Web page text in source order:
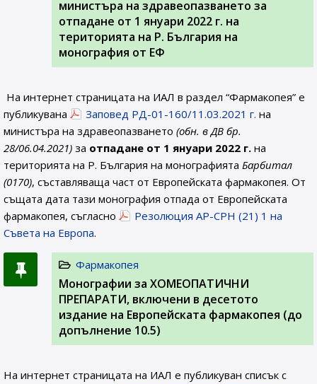
министъра на здравеопазването за
отпадане от 1 януари 2022 г. на
територията на Р. България на
монография от ЕФ
На интернет страницата на ИАЛ в раздел “Фармакопея” е
публикувана
Заповед РД-01-160/11.03.2021 г. на
министъра на здравеопазването (обн. в ДВ бр.
28/06.04.2021) за отпадане от 1 януари 2022 г. на
територията на Р. България на монографията Барбитал
(0170), съставляваща част от Европейската фармакопея. От
същата дата тази монография отпада от Европейската
фармакопея, съгласно
Резолюция AP-CPH (21) 1 на
Съвета на Европа.
Фармакопея
Монографии за ХОМЕОПАТИЧНИ
ПРЕПАРАТИ, включени в десетото
издание на Европейската фармакопея (до
допълнение 10.5)
На интернет страницата на ИАЛ e публикуван списък с